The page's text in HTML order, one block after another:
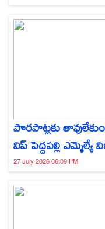
పొరపాట్లకు
విప్ పెద్దపల్లి
27 July 2026 06:09 PM